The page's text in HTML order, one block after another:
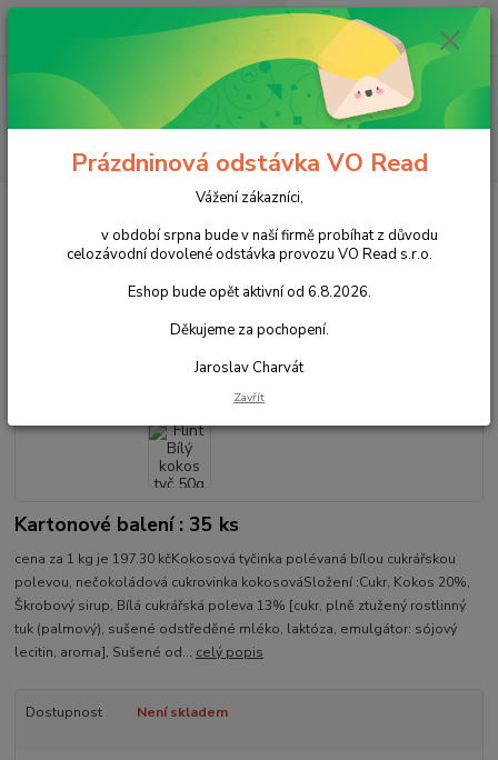
Po - Pá 8 - 14h
ks
za 0,00 Kč
Čokoládové cukrovinky
Bílý kokos tyč 50g cena za kartonové balení
Flint Bílý kokos tyč 50g cena za
kartonové balení
Kartonové balení : 35 ks
cena za 1 kg je 197.30 kčKokosová tyčinka polévaná bílou cukrářskou
polevou, nečokoládová cukrovinka kokosováSložení :Cukr, Kokos 20%,
Škrobový sirup, Bílá cukrářská poleva 13% [cukr, plně ztužený rostlinný
tuk (palmový), sušené odstředěné mléko, laktóza, emulgátor: sójový
lecitin, aroma], Sušené od... celý popis
Dostupnost Není skladem
Prázdninová odstávka VO Read
Vážení zákazníci,
v období srpna bude v naší firmě probíhat z důvodu
celozávodní dovolené odstávka provozu VO Read s.r.o.
Eshop bude opět aktivní od 6.8.2026.
Děkujeme za pochopení.
Jaroslav Charvát
Zavřít